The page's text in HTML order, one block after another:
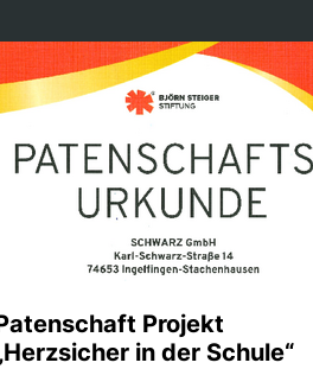
Projekt
in der Schule“